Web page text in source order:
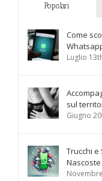
Popolari
Come
Luglio
sul
Giugno
Trucchi e